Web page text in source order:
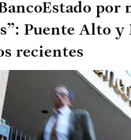
Puente Alto y
recientes